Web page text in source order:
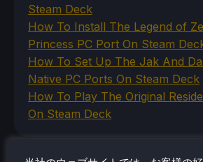
Steam Deck
How To Install The Legend of
Princess PC Port On Steam
How To Set Up The Jak And
Native PC Ports On Steam Deck
How To Play The Original
On Steam Deck